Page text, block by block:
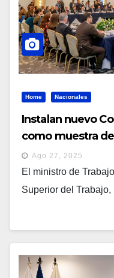
Home Nacionales
Instalan nuevo
como muestra
Ago 27, 2025
El ministro de
Superior del